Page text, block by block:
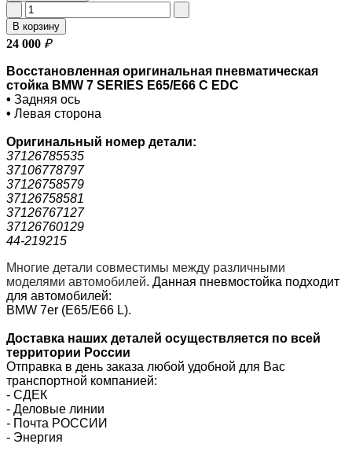
В корзину
24 000 ₽
Восстановленная оригинальная пневматическая
стойка BMW 7 SERIES E65/E66 С EDC
• Задняя ось
• Левая сторона
Оригинальный номер детали:
37126785535
37106778797
37126758579
37126758581
37126767127
37126760129
44-219215
Многие детали совместимы между различными
моделями автомобилей. Данная пневмостойка подходит
для автомобилей:
BMW 7er (E65/E66 L).
Доставка наших деталей осуществляется по всей
территории России
Отправка в день заказа любой удобной для Вас
транспортной компанией:
- СДЕК
- Деловые линии
- Почта РОССИИ
- Энергия